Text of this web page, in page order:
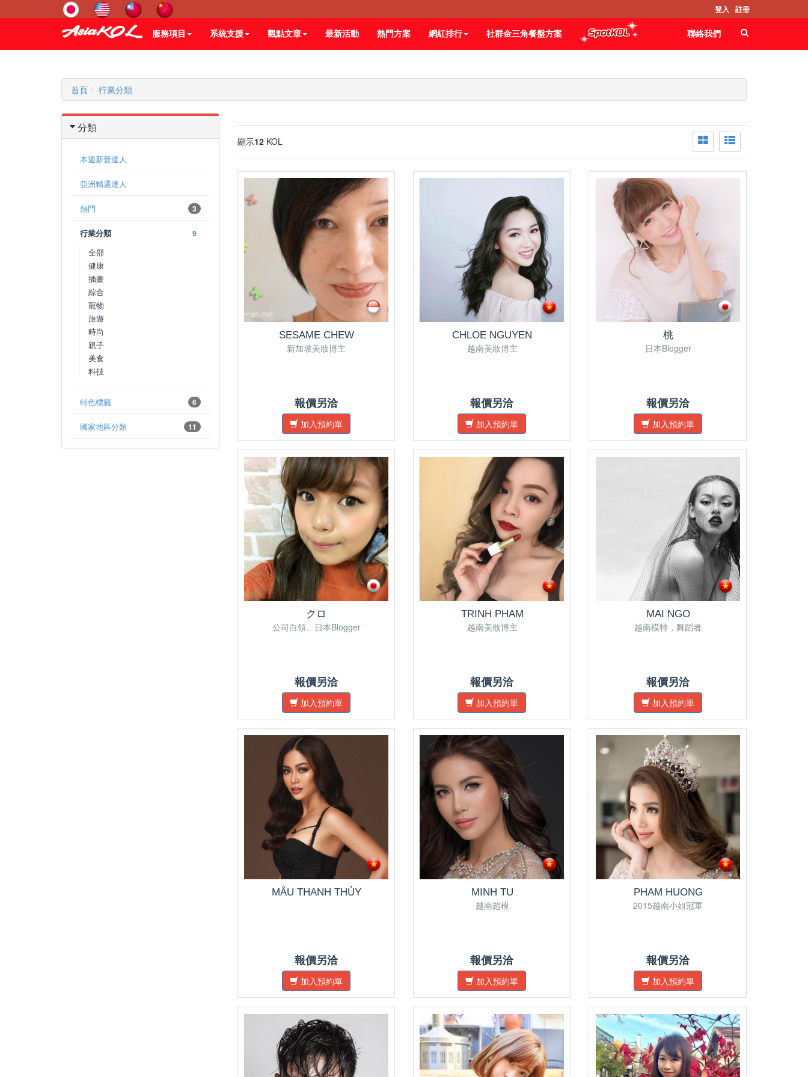
登入 註冊
服務項目 系統支援 觀點文章 最新活動 熱門方案 網紅排行 社群金三角餐盤方案 聯絡我們
首頁 行業分類
分類
本週新晉達人
亞洲精選達人
3
熱門
9
行業分類
全部
健康
插畫
綜合
寵物
旅遊
時尚
親子
美食
科技
6
特色標籤
11
國家地區分類
顯示12KOL
SESAME CHEW
新加坡美妝博主
報價另洽
加入預約單
CHLOE NGUYEN
越南美妝博主
報價另洽
加入預約單
桃
日本Blogger
報價另洽
加入預約單
クロ
公司白領、日本Blogger
報價另洽
加入預約單
TRINH PHAM
越南美妝博主
報價另洽
加入預約單
MAI NGO
越南模特，舞蹈者
報價另洽
加入預約單
MÂU THANH THỦY
報價另洽
加入預約單
MINH TU
越南超模
報價另洽
加入預約單
PHAM HUONG
2015越南小姐冠軍
報價另洽
加入預約單